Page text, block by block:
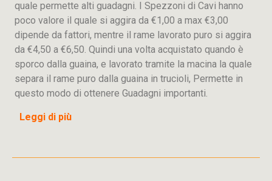
quale permette alti guadagni. I Spezzoni di Cavi hanno
poco valore il quale si aggira da €1,00 a max €3,00
dipende da fattori, mentre il rame lavorato puro si aggira
da €4,50 a €6,50. Quindi una volta acquistato quando è
sporco dalla guaina, e lavorato tramite la macina la quale
separa il rame puro dalla guaina in trucioli, Permette in
questo modo di ottenere Guadagni importanti.
Leggi di più